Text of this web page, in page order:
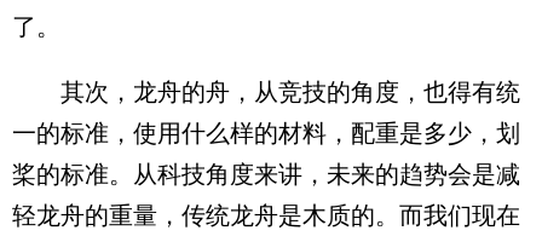
了。
其次，龙舟的舟，从竞技的角度，也得有统
一的标准，使用什么样的材料，配重是多少，划
桨的标准。从科技角度来讲，未来的趋势会是减
轻龙舟的重量，传统龙舟是木质的。而我们现在